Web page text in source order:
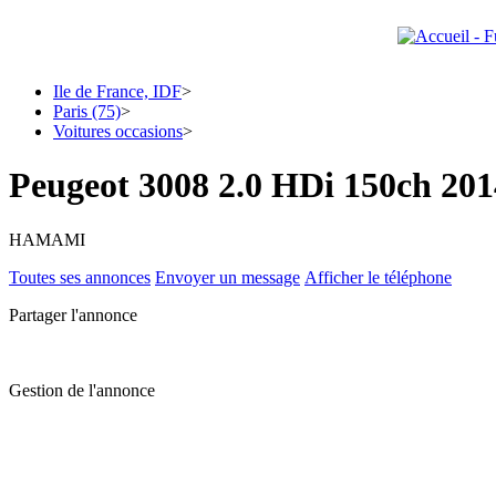
Ile de France, IDF>
Paris (75)>
Voitures occasions>
Peugeot 3008 2.0 HDi 150ch
HAMAMI
Toutes ses annonces Envoyer un message Afficher le téléphone
Partager l'annonce
Gestion de l'annonce